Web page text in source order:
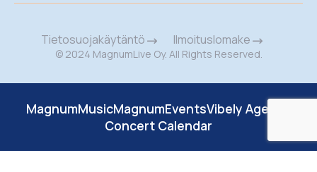
Tietosuojakäytäntö Ilmoituslomake
© 2024 MagnumLive Oy. All Rights Reserved.
MagnumMusicMagnumEventsVibely Agency
Concert Calendar